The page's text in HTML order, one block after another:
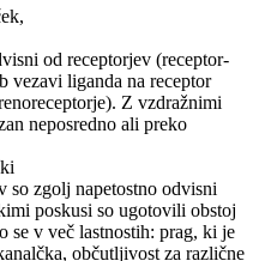
od receptorjev (receptor-
vezavi liganda na receptor
Z vzdražnimi
neposredno ali preko
so zgolj napetostno odvisni
poskusi so ugotovili obstoj
se v več lastnostih: prag, ki je
občutljivost za različne